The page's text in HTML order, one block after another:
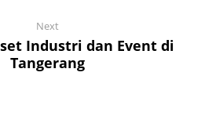
Next
Industri dan Event di
Tangerang